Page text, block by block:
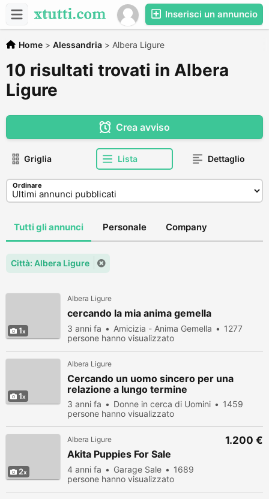
Inserisci un annuncio
Home > Alessandria > Albera Ligure
10 risultati trovati in Albera
Ligure
Crea avviso
Griglia Lista Dettaglio
Ordinare
Tutti gli annunci Personale Company
Città: Albera Ligure
1
Albera Ligure
cercando la mia anima gemella
3 anni fa Amicizia - Anima Gemella
1277
persone hanno visualizzato
1
Albera Ligure
Cercando un uomo sincero per una
relazione a lungo termine
3 anni fa Donne in cerca di Uomini
1459
persone hanno visualizzato
2
Albera Ligure
Akita Puppies For Sale
4 anni fa Garage Sale
1689
persone hanno visualizzato
1.200 €